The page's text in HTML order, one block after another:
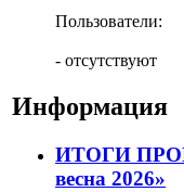
Пользователи:
- отсутствуют
Информация
ИТОГИ
весна 2026»